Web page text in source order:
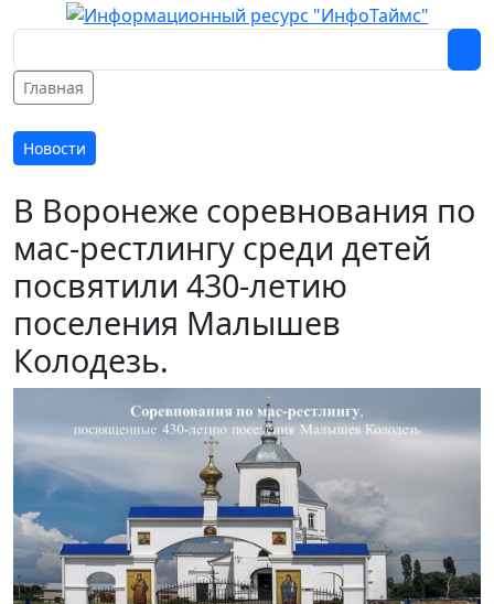
Главная
Новости
В Воронеже соревнования по
мас-рестлингу среди детей
посвятили 430-летию
поселения Малышев
Колодезь.